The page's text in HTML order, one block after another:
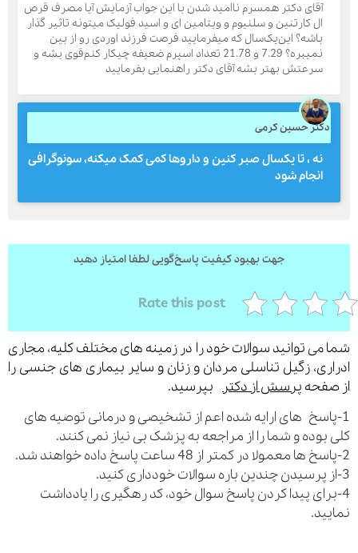
آقای دکتر همسرم ناامید شدن با این جواب آزمایش آیا مصرف قرص
ال کارتنین و سلنیوم و ویتامین ای و اسید فولیک میتونه تاثیر گذار
باشه؟ این‌یک‌سال که میفرمایید فرصت فرزند اوردی رو از بین
نمیبره؟ 7.29 و 21.78 تعداد اسپرم ضعیفه چیکار کنم‌قوی بشه و
سرعتش بهتر بشه آقای دکتر راهنمایی بفرمایید
دکتر حسین کرمی
نه ، تا یکسال صبر کنین و داروها کمی کمک میکنه، سونوگرافی
انجام شود
جهت بهبود کیفیت پاسخ‌گویی لطفا امتیاز دهید
Rate this post
توانید سوالات خود را در زمینه های مختلف کلیه، مجاری
زگیل تناسلی مردان و زنان و سایر بیماری های جنسی را
پرسش از دکتربپرسید.
های ارایه شده اعم از تشخیصی و درمانی توصیه های
و شما را از مراجعه به پزشک بی نیاز نمی کنند.
پیدا کردن پاسخ سوال خود، کد رهگیری را یادداشت